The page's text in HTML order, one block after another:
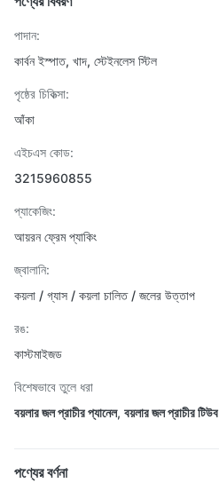
পাদান:
কার্বন ইস্পাত, খাদ, স্টেইনলেস স্টিল
পৃষ্ঠের চিকিত্সা:
আঁকা
এইচএস কোড:
3215960855
প্যাকেজিং:
আয়রন ফ্রেম প্যাকিং
জ্বালানি:
কয়লা / গ্যাস / কয়লা চালিত / জলের উত্তাপ
রঙ:
কাস্টমাইজড
বিশেষভাবে তুলে ধরা
বয়লার জল প্রাচীর প্যানেল, বয়লার জল প্রাচীর টিউব
পণ্যের বর্ণনা